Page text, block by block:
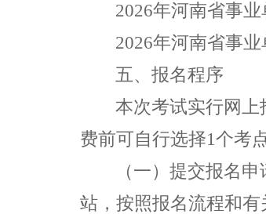
2026年河南省事
2026年河南省事
五、报名程序
本次考试实行网
费前可自行选择1个考
（一） 提交报名申
站，按照报名流程和